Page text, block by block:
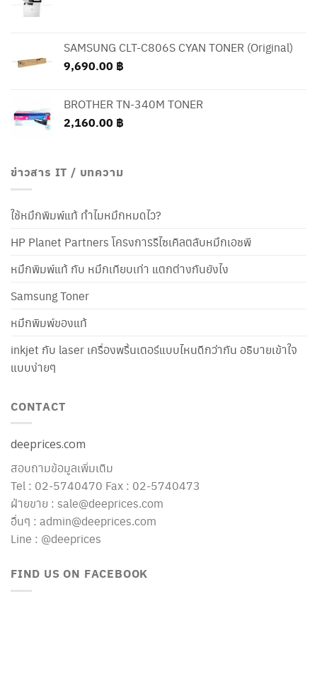
SAMSUNG CLT-C806S CYAN TONER (Original)
9,690.00 ฿
BROTHER TN-340M TONER
2,160.00 ฿
ข่าวสาร IT / บทความ
ใช้หมึกพิมพ์แท้ ทำไมหมึกหมดไว?
HP Planet Partners โครงการรีไซเคิลตลับหมึกเอชพี
หมึกพิมพ์แท้ กับ หมึกเทียบเท่า แตกต่างกันยังไง
Samsung Toner
หมึกพิมพ์ของแท้
inkjet กับ laser เครื่องพริ้นเตอร์แบบไหนดีกว่ากัน อธิบายเข้าใจ
แบบง่ายๆ
CONTACT
deeprices.com
สอบถามข้อมูลเพิ่มเติม
Tel : 02-5740470 Fax : 02-5740473
ฝ่ายขาย : sale@deeprices.com
อื่นๆ : admin@deeprices.com
Line : @deeprices
FIND US ON FACEBOOK